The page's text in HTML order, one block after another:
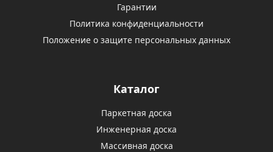
Гарантии
Политика конфиденциальности
Положение о защите персональных данных
Каталог
Паркетная доска
Инженерная доска
Массивная доска